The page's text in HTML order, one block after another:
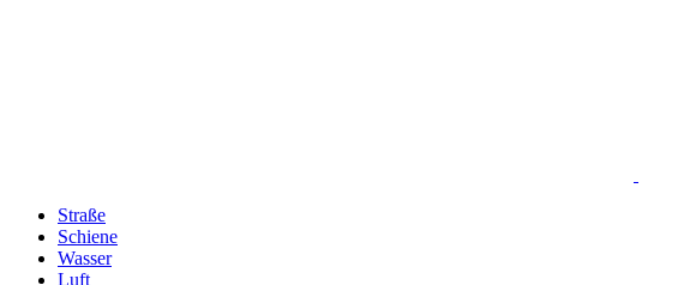
Straße
Schiene
Wasser
Luft